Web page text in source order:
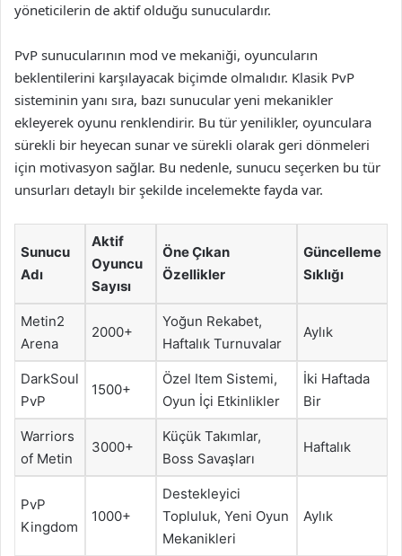
yöneticilerin de aktif olduğu sunuculardır.
PvP sunucularının mod ve mekaniği, oyuncuların
beklentilerini karşılayacak biçimde olmalıdır. Klasik PvP
sisteminin yanı sıra, bazı sunucular yeni mekanikler
ekleyerek oyunu renklendirir. Bu tür yenilikler, oyunculara
sürekli bir heyecan sunar ve sürekli olarak geri dönmeleri
için motivasyon sağlar. Bu nedenle, sunucu seçerken bu tür
unsurları detaylı bir şekilde incelemekte fayda var.
Sunucu
Adı
Aktif
Oyuncu
Sayısı
Öne Çıkan
Özellikler
Güncelleme
Sıklığı
Metin2
Arena
2000+
Yoğun Rekabet,
Haftalık Turnuvalar
Aylık
DarkSoul
PvP
1500+
Özel Item Sistemi,
Oyun İçi Etkinlikler
İki Haftada
Bir
Warriors
of Metin
3000+
Küçük Takımlar,
Boss Savaşları
Haftalık
PvP
Kingdom
1000+
Destekleyici
Topluluk, Yeni Oyun
Mekanikleri
Aylık